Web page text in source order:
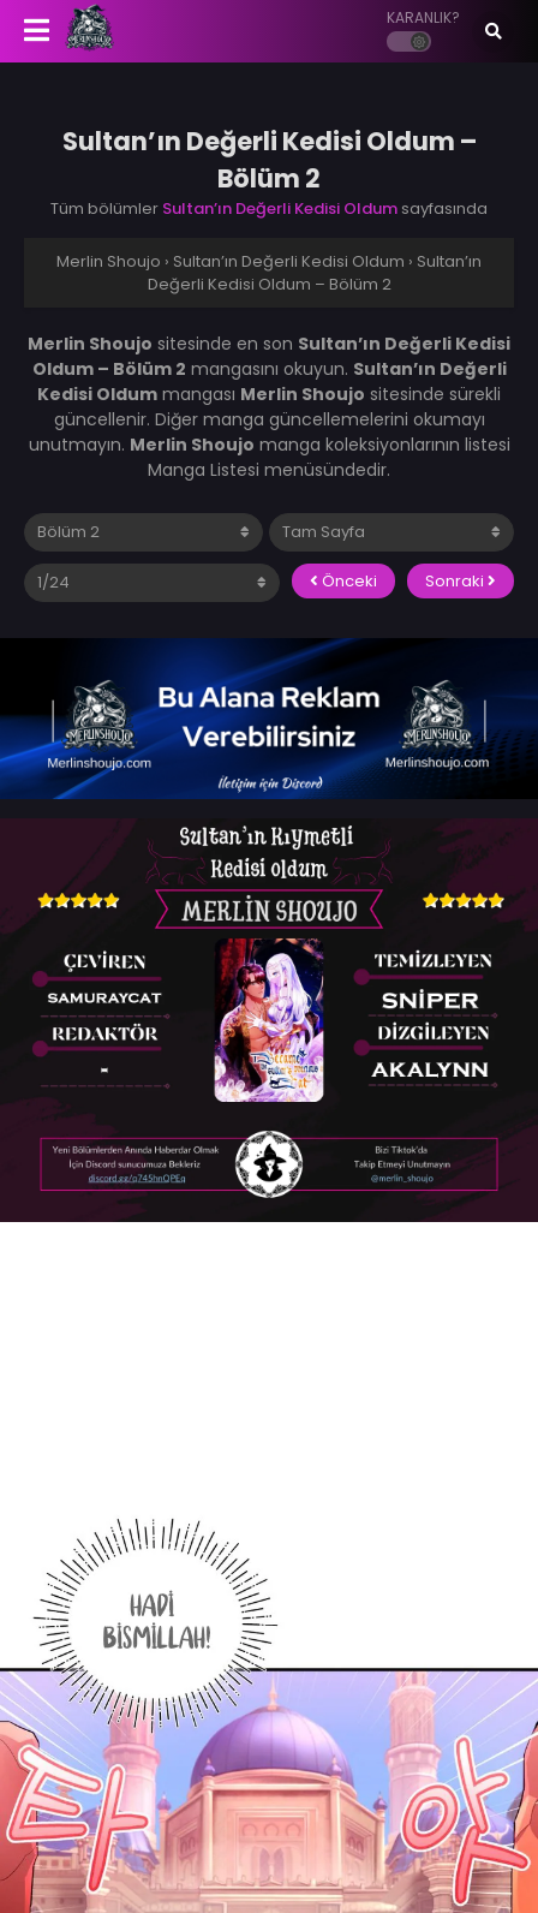
KARANLIK?
Sultan’ın Değerli Kedisi Oldum –
Bölüm 2
Tüm bölümler Sultan’ın Değerli Kedisi Oldum sayfasında
Merlin Shoujo › Sultan’ın Değerli Kedisi Oldum › Sultan’ın
Değerli Kedisi Oldum – Bölüm 2
Merlin Shoujo sitesinde en son Sultan’ın Değerli Kedisi
Oldum – Bölüm 2 mangasını okuyun. Sultan’ın Değerli
Kedisi Oldum mangası Merlin Shoujo sitesinde sürekli
güncellenir. Diğer manga güncellemelerini okumayı
unutmayın. Merlin Shoujo manga koleksiyonlarının listesi
Manga Listesi menüsündedir.
Önceki Sonraki